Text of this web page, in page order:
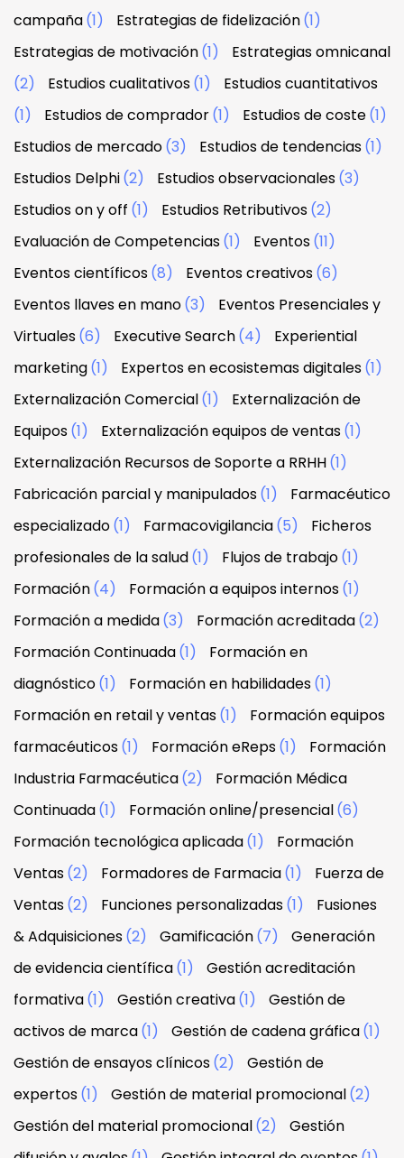
campaña(1) Estrategias de fidelización(1)
Estrategias de motivación(1)
Estrategias omnicanal
(2)
Estudios cualitativos(1)
Estudios cuantitativos
(1)
Estudios de comprador(1) Estudios de coste(1)
Estudios de mercado(3) Estudios de tendencias(1)
Estudios Delphi(2) Estudios observacionales(3)
Estudios on y off (1) Estudios Retributivos(2)
Evaluación de Competencias(1) Eventos(11)
Eventos científicos(8) Eventos creativos(6)
Eventos llaves en mano(3)
Eventos Presenciales y
Virtuales(6) Executive Search(4)
Experiential
marketing(1) Expertos en ecosistemas digitales(1)
Externalización Comercial(1)
Externalización de
Equipos(1) Externalización equipos de ventas(1)
Externalización Recursos de Soporte a RRHH(1)
Fabricación parcial y manipulados(1)
Farmacéutico
especializado(1) Farmacovigilancia(5)
Ficheros
profesionales de la salud(1) Flujos de trabajo(1)
Formación(4) Formación a equipos internos(1)
Formación a medida(3) Formación acreditada(2)
Formación Continuada(1)
Formación en
diagnóstico(1) Formación en habilidades(1)
Formación en retail y ventas(1)
Formación equipos
farmacéuticos(1) Formación eReps(1)
Formación
Industria Farmacéutica(2)
Formación Médica
Continuada(1) Formación online/presencial(6)
Formación tecnológica aplicada(1)
Formación
Ventas(2) Formadores de Farmacia(1)
Fuerza de
Ventas(2) Funciones personalizadas(1)
Fusiones
& Adquisiciones(2) Gamificación(7)
Generación
de evidencia científica(1)
Gestión acreditación
formativa(1) Gestión creativa(1)
Gestión de
activos de marca(1) Gestión de cadena gráfica(1)
Gestión de ensayos clínicos(2)
Gestión de
expertos(1) Gestión de material promocional(2)
Gestión del material promocional(2)
Gestión